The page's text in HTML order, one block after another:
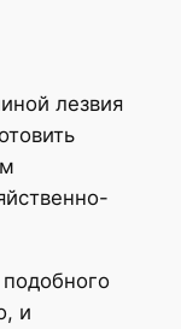
лезвия
и